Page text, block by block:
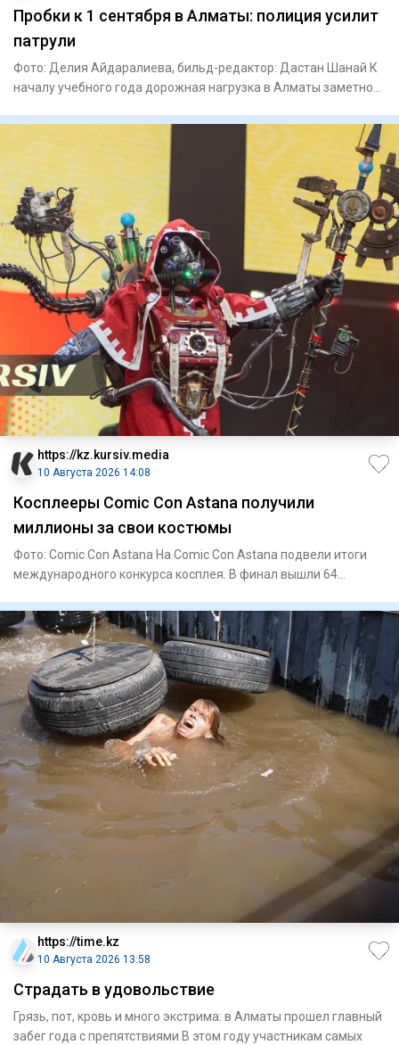
Пробки к 1 сентября в Алматы: полиция усилит
патрули
Фото: Делия Айдаралиева, бильд-редактор: Дастан Шанай К
началу учебного года дорожная нагрузка в Алматы заметно
https://kz.kursiv.media
10 Августа 2026 14:08
Косплееры Comic Con Astana получили
миллионы за свои костюмы
Фото: Comic Con Astana На Comic Con Astana подвели итоги
международного конкурса косплея. В финал вышли 64
https://time.kz
10 Августа 2026 13:58
Страдать в удовольствие
Грязь, пот, кровь и много экстрима: в Алматы прошел главный
забег года с препятствиями В этом году участникам самых